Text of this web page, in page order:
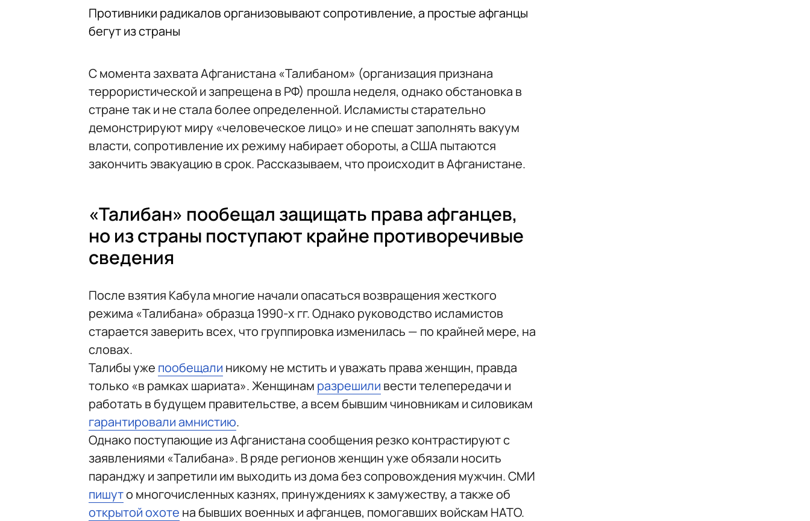
Противники радикалов организовывают сопротивление, а простые афганцы
бегут из страны
С момента захвата Афганистана «Талибаном» (организация признана
террористической и запрещена в РФ) прошла неделя, однако обстановка в
стране так и не стала более определенной. Исламисты старательно
демонстрируют миру «человеческое лицо» и не спешат заполнять вакуум
власти, сопротивление их режиму набирает обороты, а США пытаются
закончить эвакуацию в срок. Рассказываем, что происходит в Афганистане.
«Талибан» пообещал защищать права афганцев,
но из страны поступают крайне противоречивые
сведения
После взятия Кабула многие начали опасаться возвращения жесткого
режима «Талибана» образца 1990-х гг. Однако руководство исламистов
старается заверить всех, что группировка изменилась — по крайней мере, на
словах.
Талибы уже пообещали никому не мстить и уважать права женщин, правда
только «в рамках шариата». Женщинам разрешили вести телепередачи и
работать в будущем правительстве, а всем бывшим чиновникам и силовикам
гарантировали амнистию.
Однако поступающие из Афганистана сообщения резко контрастируют с
заявлениями «Талибана». В ряде регионов женщин уже обязали носить
паранджу и запретили им выходить из дома без сопровождения мужчин. СМИ
пишуто многочисленных казнях, принуждениях к замужеству, а также об
открытой охоте на бывших военных и афганцев, помогавших войскам НАТО.